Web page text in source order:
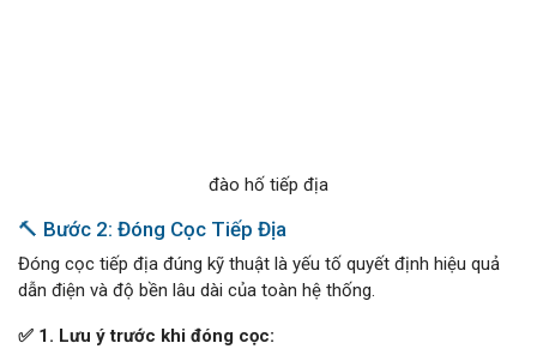
đào hố tiếp địa
🔨 Bước 2: Đóng Cọc Tiếp Địa
Đóng cọc tiếp địa đúng kỹ thuật là yếu tố quyết định hiệu quả
dẫn điện và độ bền lâu dài của toàn hệ thống.
✅ 1. Lưu ý trước khi đóng cọc: